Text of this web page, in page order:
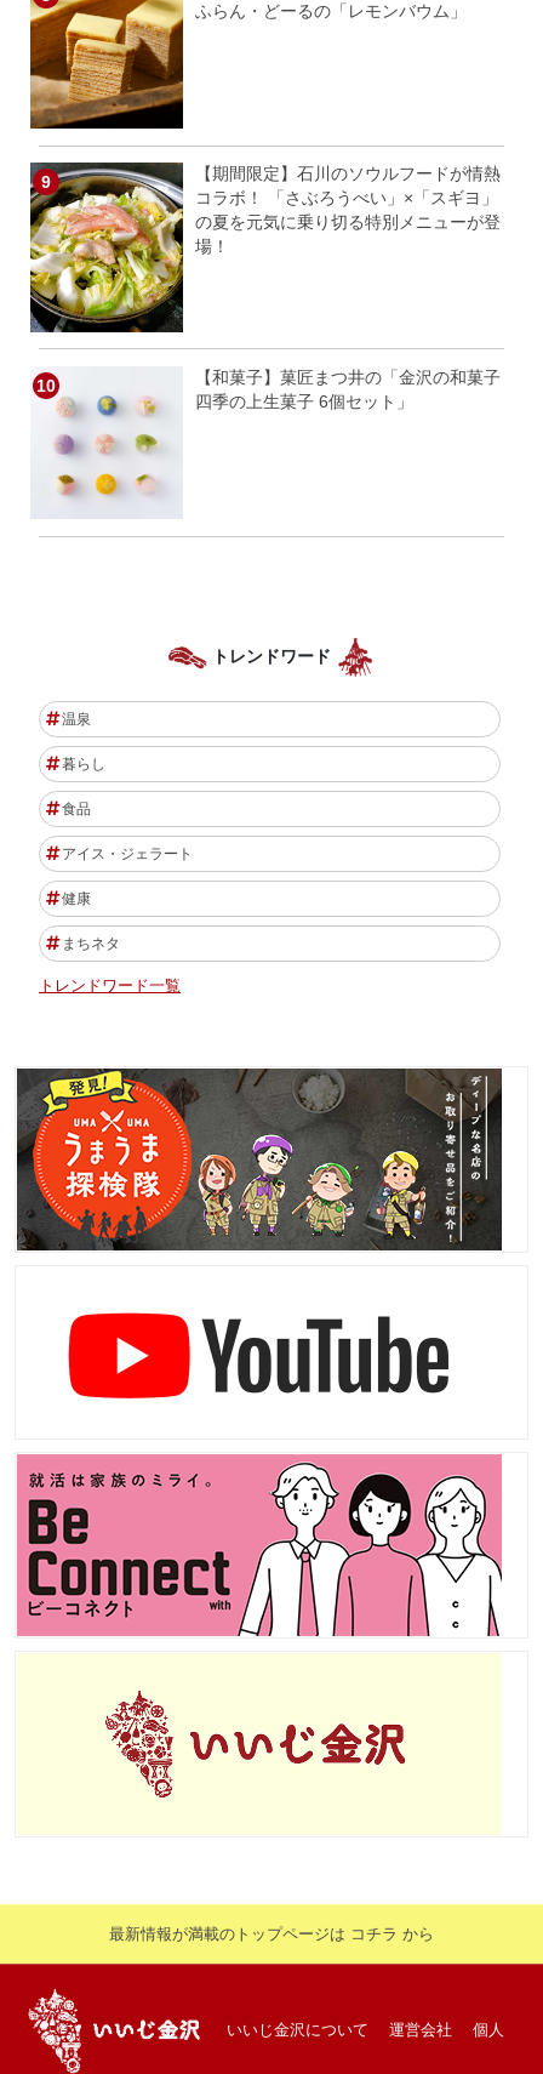
ふらん・どーるの「レモンバウム」
【期間限定】石川のソウルフードが情熱
コラボ！ 「さぶろうべい」×「スギヨ」
の夏を元気に乗り切る特別メニューが登
場！
【和菓子】菓匠まつ井の「金沢の和菓子
四季の上生菓子 6個セット」
トレンドワード
温泉
暮らし
食品
アイス・ジェラート
健康
まちネタ
トレンドワード一覧
最新情報が満載のトップページは コチラ から
いいじ金沢について 運営会社 個人